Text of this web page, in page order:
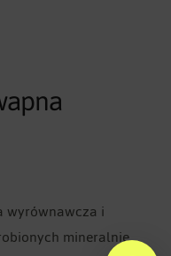
i
mineralnie